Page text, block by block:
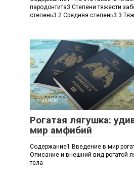
пародонтита3 Степени тяжести
степень3.2 Средняя степень3.3
Разное
Рогатая лягушка:
мир амфибий
Содержание1 Введение в мир
Описание и внешний вид рогатой
тела